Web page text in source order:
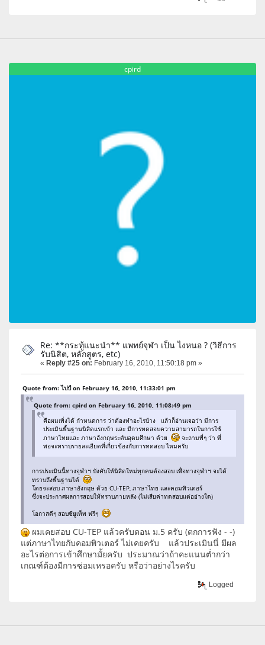
cpird
Re: **กระทู้แนะนำ** แพทย์จุฬา เป็น ไงหนอ ? (วิธีการ
รับนิสิต, หลักสูตร, etc)
« Reply #25 on: February 16, 2010, 11:50:18 pm »
Quote from: ไปป์ on February 16, 2010, 11:33:01 pm
Quote from: cpird on February 16, 2010, 11:08:49 pm
คือผมเพิ่งได้ กำหนดการ ว่าต้องทำอะไรบ้าง แล้วก็อ่านเจอว่า มีการ
ประเมินพื้นฐานนิสิตแรกเข้า และ มีการทดสอบความสามารถในการใช้
ภาษาไทยและ ภาษาอังกฤษระดับอุดมศึกษา ด้วย
จะถามพี่ๆ ว่า พี่
พอจะทราบรายละเอียดที่เกี่ยวข้องกับการทดสอบ ไหมครับ
การประเมินนี้ทางจุฬาฯ บังคับให้นิสิตใหม่ทุกคนต้องสอบ เพื่อทางจุฬาฯ จะได้
ทราบถึงพื้นฐานได้
โดยจะสอบ ภาษาอังกฤษ ด้วย CU-TEP, ภาษาไทย และคอมพิวเตอร์
ซึ่งจะประกาศผลการสอบให้ทราบภายหลัง (ไม่เสียค่าทดสอบแต่อย่างใด)
โอกาสดีๆ สอบซียูเท็พ ฟรีๆ
ผมเคยสอบ CU-TEP แล้วครับตอน ม.5 ครับ (ตกการฟัง - -)
แต่ภาษาไทยกับคอมพิวเตอร์ ไม่เคยครับ แล้วประเมินนี่ มีผล
อะไรต่อการเข้าศึกษามั้ยครับ ประมาณว่าถ้าคะแนนต่ำกว่า
เกณฑ์ต้องมีการซ่อมเหรอครับ หรือว่าอย่างไรครับ
Logged